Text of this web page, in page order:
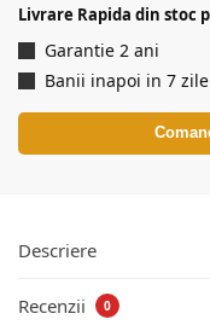
Livrare Rapida din stoc
Garantie 2 ani
Banii inapoi in 7
Descriere
Recenzii 0